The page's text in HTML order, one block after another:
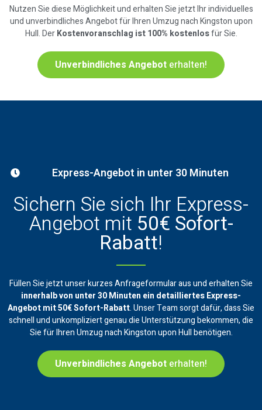
Nutzen Sie diese Möglichkeit und erhalten Sie jetzt Ihr individuelles
und unverbindliches Angebot für Ihren Umzug nach Kingston upon
Hull. DerKostenvoranschlag ist 100% kostenlosfür Sie.
Unverbindliches Angebot erhalten!
Express-Angebot in unter 30 Minuten
Sichern Sie sich Ihr Express-
Angebot mit 50€ Sofort-
Rabatt!
Füllen Sie jetzt unser kurzes Anfrageformular aus und erhalten Sie
innerhalb von unter 30 Minuten ein detailliertes Express-
Angebot mit 50€ Sofort-Rabatt. Unser Team sorgt dafür, dass Sie
schnell und unkompliziert genau die Unterstützung bekommen, die
Sie für Ihren Umzug nach Kingston upon Hull benötigen.
Unverbindliches Angebot erhalten!